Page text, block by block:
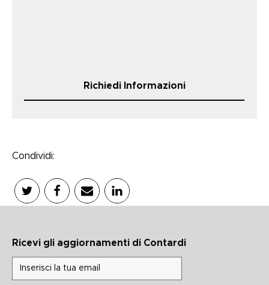
Richiedi Informazioni
Condividi:
Ricevi gli aggiornamenti di Contardi